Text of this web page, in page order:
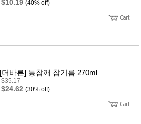
$10.19 (40% off)
[더바른] 통참깨 참기름 270ml
$35.17
$24.62 (30% off)